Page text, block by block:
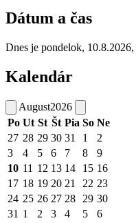
Dátum a čas
Dnes je pondelok, 10.8.2026,
Kalendár
August2026
Po Ut St Št Pia So Ne
27 28 29 30 31 1
2
3
4 5 6 7 8
9
10 11 12 13 14 15 16
17 18 19 20 21 22 23
24 25 26 27 28 29 30
31 1 2 3 4 5 6